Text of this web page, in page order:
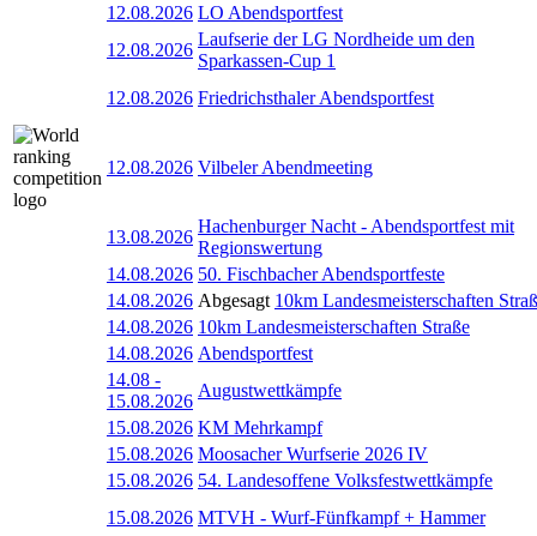
12.08.2026 LO Abendsportfest
12.08.2026
Laufserie der LG Nordheide um den
Sparkassen-Cup 1
12.08.2026 Friedrichsthaler Abendsportfest
12.08.2026 Vilbeler Abendmeeting
13.08.2026
Hachenburger Nacht - Abendsportfest mit
Regionswertung
14.08.2026 50. Fischbacher Abendsportfeste
14.08.2026 Abgesagt 10km Landesmeisterschaften
14.08.2026 10km Landesmeisterschaften Straße
14.08.2026 Abendsportfest
14.08 -
15.08.2026
Augustwettkämpfe
15.08.2026 KM Mehrkampf
15.08.2026 Moosacher Wurfserie 2026 IV
15.08.2026 54. Landesoffene Volksfestwettkämpfe
15.08.2026 MTVH - Wurf-Fünfkampf + Hammer